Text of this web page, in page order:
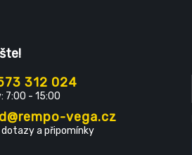
312 024
7:00 - 15:00
vega.cz
a připomínky